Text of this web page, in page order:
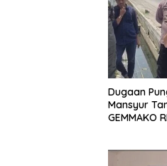
Dugaan
Mansyur
GEMMAKO